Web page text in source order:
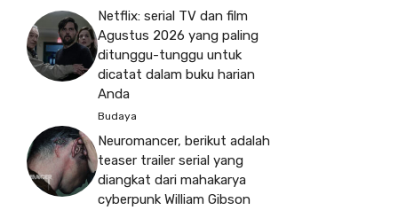
Netflix: serial TV dan film
Agustus 2026 yang paling
ditunggu-tunggu untuk
dicatat dalam buku harian
Anda
Budaya
Neuromancer, berikut adalah
teaser trailer serial yang
diangkat dari mahakarya
cyberpunk William Gibson